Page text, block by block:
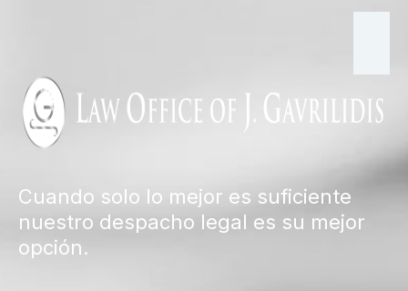
Cuando solo lo mejor es suficiente
nuestro despacho legal es su mejor
opción.